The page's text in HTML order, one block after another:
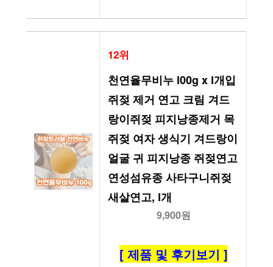
12위
천연율무비누 l00g x l개입
쥐젖 제거 연고 크림 겨드
랑이쥐젖 피지낭종제거 목
쥐젖 여자 생식기 겨드랑이
얼굴 귀 피지낭종 쥐젖연고
연성섬유종 사타구니쥐젖
새살연고, l개
9,900원
[ 제품 및 후기보기 ]